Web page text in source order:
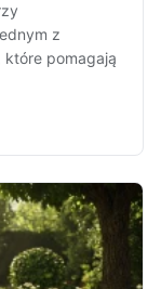
z
pomagają